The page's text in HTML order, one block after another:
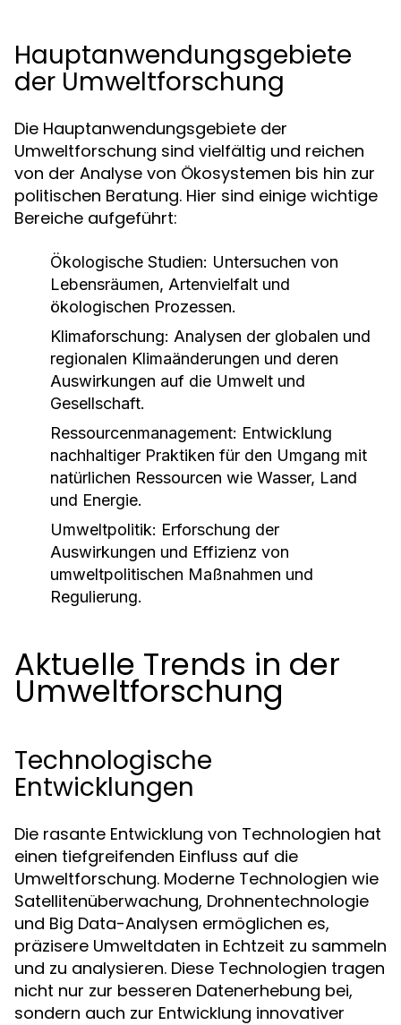
Hauptanwendungsgebiete
der Umweltforschung
Die Hauptanwendungsgebiete der
Umweltforschung sind vielfältig und reichen
von der Analyse von Ökosystemen bis hin zur
politischen Beratung. Hier sind einige wichtige
Bereiche aufgeführt:
Ökologische Studien: Untersuchen von
Lebensräumen, Artenvielfalt und
ökologischen Prozessen.
Klimaforschung: Analysen der globalen und
regionalen Klimaänderungen und deren
Auswirkungen auf die Umwelt und
Gesellschaft.
Ressourcenmanagement: Entwicklung
nachhaltiger Praktiken für den Umgang mit
natürlichen Ressourcen wie Wasser, Land
und Energie.
Umweltpolitik: Erforschung der
Auswirkungen und Effizienz von
umweltpolitischen Maßnahmen und
Regulierung.
Aktuelle Trends in der
Umweltforschung
Technologische
Entwicklungen
Die rasante Entwicklung von Technologien hat
einen tiefgreifenden Einfluss auf die
Umweltforschung. Moderne Technologien wie
Satellitenüberwachung, Drohnentechnologie
und Big Data-Analysen ermöglichen es,
präzisere Umweltdaten in Echtzeit zu sammeln
und zu analysieren. Diese Technologien tragen
nicht nur zur besseren Datenerhebung bei,
sondern auch zur Entwicklung innovativer